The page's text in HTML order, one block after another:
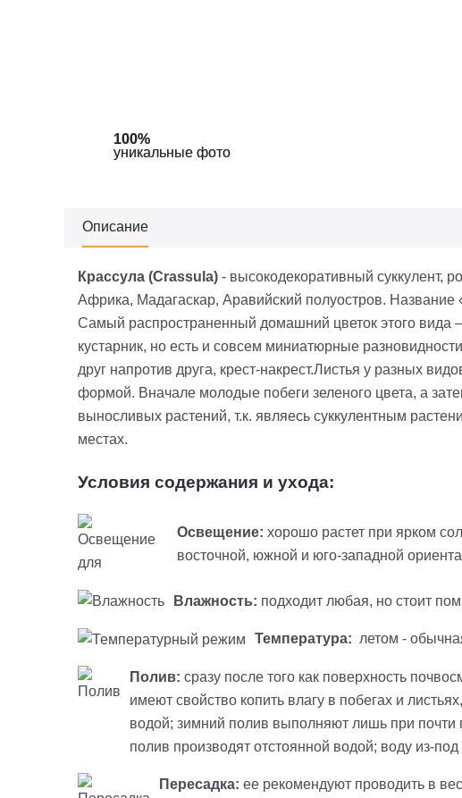
100%
уникальные фото
100%
уникальные фото
100%
уникальные фото
Описание
Крассула (Crassula) - высокодекоративный суккулент,
Африка, Мадагаскар, Аравийский полуостров. Название
Самый распространенный домашний цветок этого вида
кустарник, но есть и совсем миниатюрные
друг напротив друга, крест-накрест.Листья у разных
формой. Вначале молодые побеги зеленого цвета, а
выносливых растений, т.к. являесь суккулентным
местах.
Условия содержания и ухода:
Освещение: хорошо растет при ярком
восточной, южной и юго-западной
Влажность: подходит любая, но стоит
Температура: летом -
Полив: сразу после того как поверхность
имеют свойство копить влагу в побегах и
водой; зимний полив выполняют лишь при почти
полив производят отстоянной водой; воду из-
Пересадка: ее рекомендуют проводить в